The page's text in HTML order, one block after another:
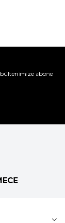
abone